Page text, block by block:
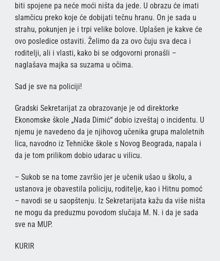
biti spojene pa neće moći ništa da jede. U obrazu će imati
slamčicu preko koje će dobijati tečnu hranu. On je sada u
strahu, pokunjen je i trpi velike bolove. Uplašen je kakve će
ovo posledice ostaviti. Želimo da za ovo čuju sva deca i
roditelji, ali i vlasti, kako bi se odgovorni pronašli –
naglašava majka sa suzama u očima.
Sad je sve na policiji!
Gradski Sekretarijat za obrazovanje je od direktorke
Ekonomske škole „Nada Dimić“ dobio izveštaj o incidentu. U
njemu je navedeno da je njihovog učenika grupa maloletnih
lica, navodno iz Tehničke škole s Novog Beograda, napala i
da je tom prilikom dobio udarac u vilicu.
– Sukob se na tome završio jer je učenik ušao u školu, a
ustanova je obavestila policiju, roditelje, kao i Hitnu pomoć
– navodi se u saopštenju. Iz Sekretarijata kažu da više ništa
ne mogu da preduzmu povodom slučaja M. N. i da je sada
sve na MUP.
KURIR